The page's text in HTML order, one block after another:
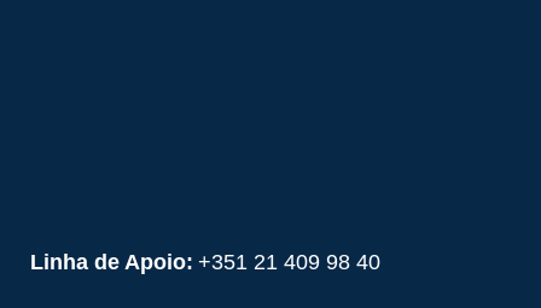
Linha de Apoio: +351 21 409 98 40